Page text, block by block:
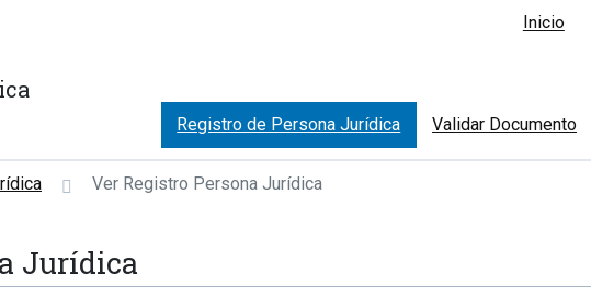
Inicio
Registro de Persona Jurídica Validar Documento
Ver Registro Persona Jurídica
Jurídica